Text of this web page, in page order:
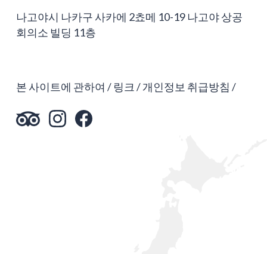
나고야시 나카구 사카에 2쵸메 10-19 나고야 상공
회의소 빌딩 11층
본 사이트에 관하여 링크 개인정보 취급방침